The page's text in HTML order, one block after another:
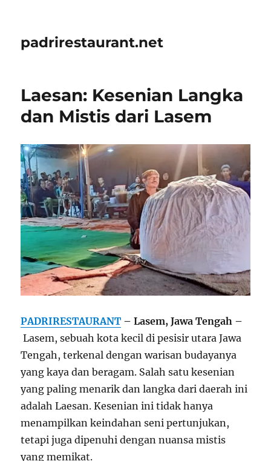
padrirestaurant.net
Laesan: Kesenian Langka
dan Mistis dari Lasem
PADRIRESTAURANT – Lasem, Jawa Tengah –
Lasem, sebuah kota kecil di pesisir utara Jawa
Tengah, terkenal dengan warisan budayanya
yang kaya dan beragam. Salah satu kesenian
yang paling menarik dan langka dari daerah ini
adalah Laesan. Kesenian ini tidak hanya
menampilkan keindahan seni pertunjukan,
tetapi juga dipenuhi dengan nuansa mistis
yang memikat.